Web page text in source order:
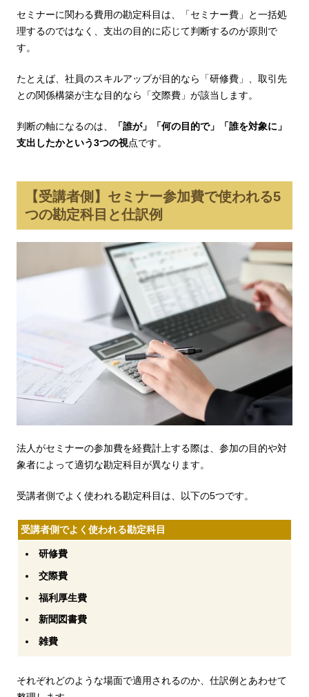
セミナーに関わる費用の勘定科目は、「セミナー費」と一括処
理するのではなく、支出の目的に応じて判断するのが原則で
す。
たとえば、社員のスキルアップが目的なら「研修費」、取引先
との関係構築が主な目的なら「交際費」が該当します。
判断の軸になるのは、
「誰が」「何の目的で」「誰を対象に」
支出したかという3つの視点です。
【受講者側】セミナー参加費で使われる5
つの勘定科目と仕訳例
法人がセミナーの参加費を経費計上する際は、参加の目的や対
象者によって適切な勘定科目が異なります。
受講者側でよく使われる勘定科目は、以下の5つです。
受講者側でよく使われる勘定科目
研修費
交際費
福利厚生費
新聞図書費
雑費
それぞれどのような場面で適用されるのか、仕訳例とあわせて